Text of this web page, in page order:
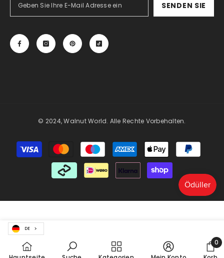
SENDEN SIE
© 2024, Walnut World. Alle Rechte Vorbehalten.
Zahlungsmöglichkeiten
DE
0
0